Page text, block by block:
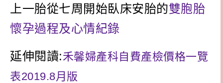
上一胎從七周開始臥床安胎的雙胞胎
懷孕過程及心情紀錄
延伸閱讀:禾馨婦產科自費產檢價格一覽
表2019.8月版